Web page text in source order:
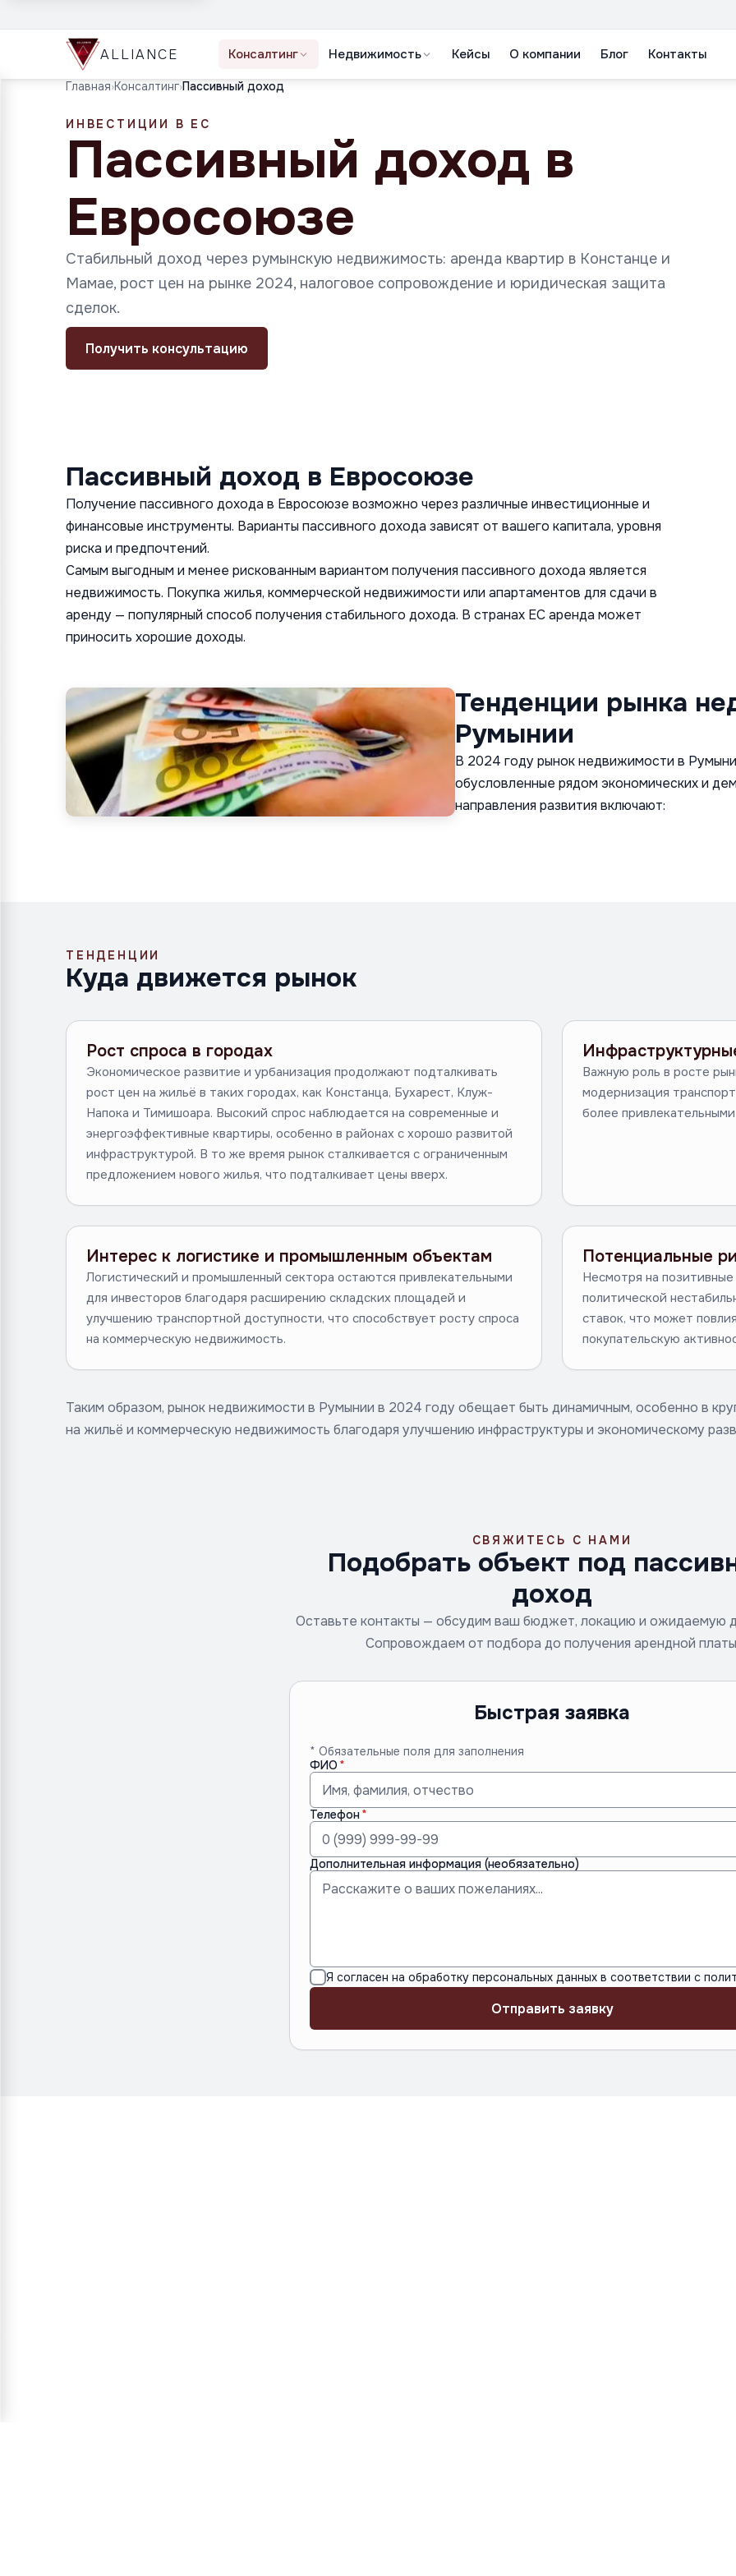
ALLIANCE Консалтинг Недвижимость Кейсы О компании Блог Контакты
Главная›Консалтинг›Пассивный доход
ИНВЕСТИЦИИ В ЕС
Пассивный доход в
Евросоюзе
Стабильный доход через румынскую недвижимость: аренда квартир в Констанце и
Мамае, рост цен на рынке 2024, налоговое сопровождение и юридическая защита
сделок.
Получить консультацию
Пассивный доход в Евросоюзе
Получение пассивного дохода в Евросоюзе возможно через различные инвестиционные и
финансовые инструменты. Варианты пассивного дохода зависят от вашего капитала, уровня
риска и предпочтений.
Самым выгодным и менее рискованным вариантом получения пассивного дохода является
недвижимость. Покупка жилья, коммерческой недвижимости или апартаментов для сдачи в
аренду — популярный способ получения стабильного дохода. В странах ЕС аренда может
приносить хорошие доходы.
Тенденции рынка
Румынии
В 2024 году рынок недвижимости в
обусловленные рядом экономических и
направления развития включают:
ТЕНДЕНЦИИ
Куда движется рынок
Рост спроса в городах
Экономическое развитие и урбанизация продолжают подталкивать
рост цен на жильё в таких городах, как Констанца, Бухарест, Клуж-
Напока и Тимишоара. Высокий спрос наблюдается на современные и
энергоэффективные квартиры, особенно в районах с хорошо развитой
инфраструктурой. В то же время рынок сталкивается с ограниченным
предложением нового жилья, что подталкивает цены вверх.
Важную роль в росте
модернизация
более
Интерес к логистике и промышленным объектам
Логистический и промышленный сектора остаются привлекательными
для инвесторов благодаря расширению складских площадей и
улучшению транспортной доступности, что способствует росту спроса
на коммерческую недвижимость.
Потенциальные
Несмотря на
политической
ставок, что может
покупательскую
Таким образом, рынок недвижимости в Румынии в 2024 году обещает быть динамичным, особенно в
на жильё и коммерческую недвижимость благодаря улучшению инфраструктуры и экономическому
СВЯЖИТЕСЬ С НАМИ
Подобрать объект под
доход
Оставьте контакты — обсудим ваш бюджет, локацию и ожидаемую
Сопровождаем от подбора до получения арендной
Быстрая заявка
* Обязательные поля для заполнения
ФИО
Телефон
Дополнительная информация (необязательно)
Я согласен на обработку персональных данных в соответствии с политикой
Отправить заявку